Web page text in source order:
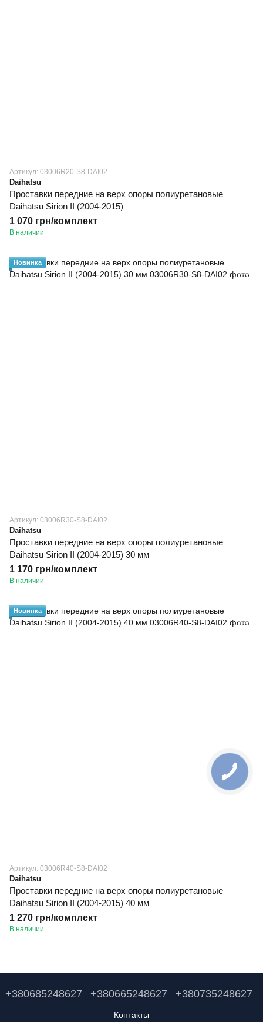
Артикул: 03006R20-S8-DAI02
Daihatsu
Проставки передние на верх опоры полиуретановые
Daihatsu Sirion II (2004-2015)
1 070 грн/комплект
В наличии
Новинка
Артикул: 03006R30-S8-DAI02
Daihatsu
Проставки передние на верх опоры полиуретановые
Daihatsu Sirion II (2004-2015) 30 мм
1 170 грн/комплект
В наличии
Новинка
Артикул: 03006R40-S8-DAI02
Daihatsu
Проставки передние на верх опоры полиуретановые
Daihatsu Sirion II (2004-2015) 40 мм
1 270 грн/комплект
В наличии
+380685248627 +380665248627 +380735248627
Контакты